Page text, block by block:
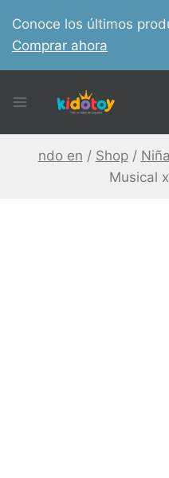
content
Conoce los últimos
Comprar ahora
ndo en / Shop /
Musical